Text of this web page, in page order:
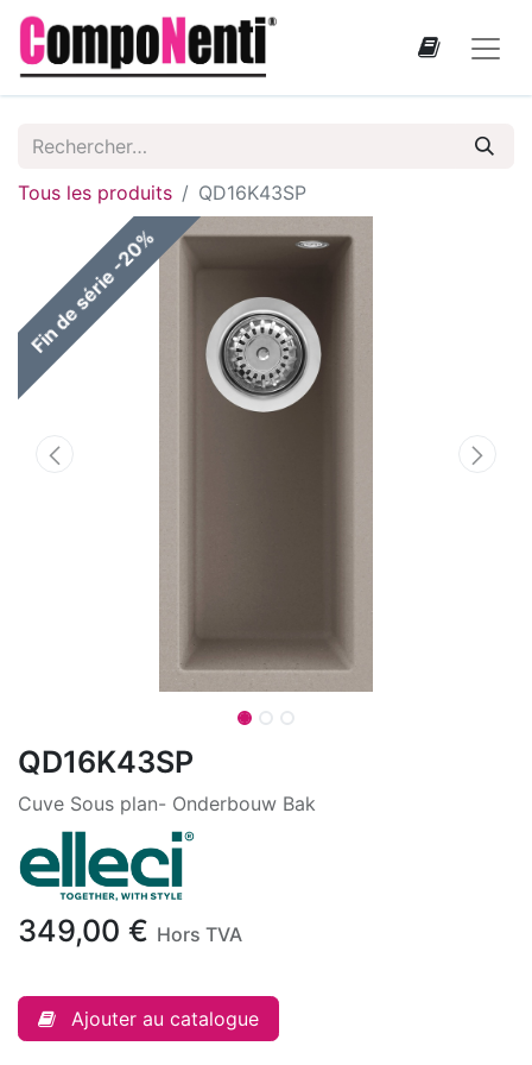
Tous les produits QD16K43SP
Fin de série -20%
QD16K43SP
Cuve Sous plan- Onderbouw Bak
349,00 € Hors TVA
Ajouter au catalogue